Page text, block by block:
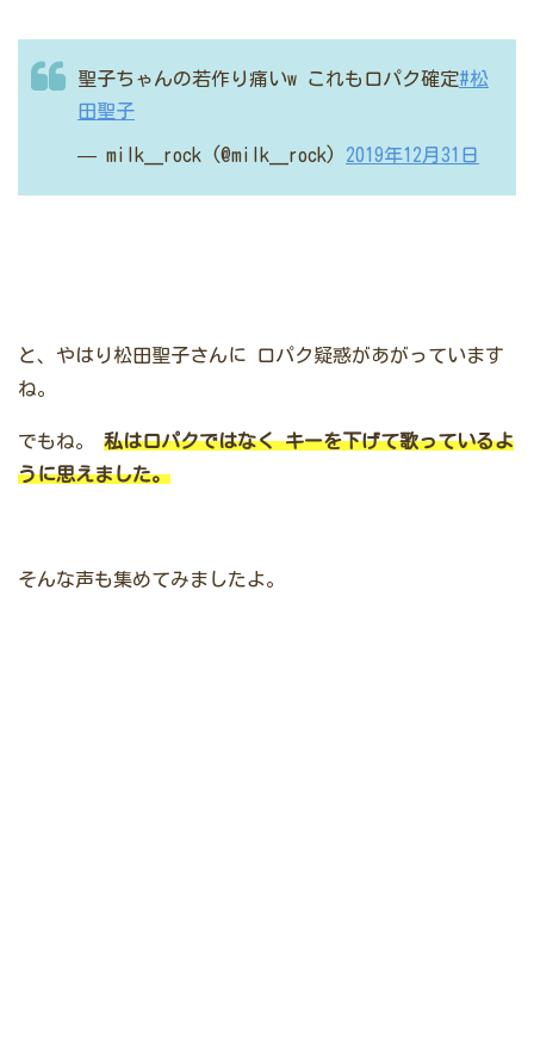
聖子ちゃんの若作り痛いw これも口パク確定#松
田聖子
— milk__rock (@milk__rock) 2019年12月31日
と、やはり松田聖子さんに 口パク疑惑があがっています
ね。
でもね。 私は口パクではなくキーを下げて歌っているよ
うに思えました。
そんな声も集めてみましたよ。